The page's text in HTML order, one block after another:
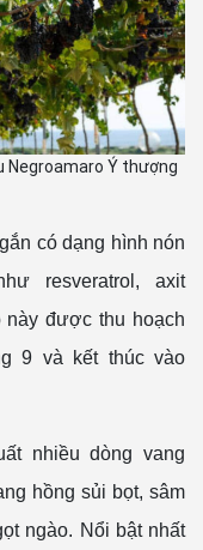
Negroamaro Ý thượng
có dạng hình nón
resveratrol, axit
này được thu hoạch
9 và kết thúc vào
nhiều dòng vang
hồng sủi bọt, sâm
ngào. Nổi bật nhất